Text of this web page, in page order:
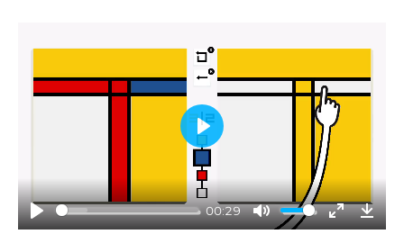
P
00:29
M
E
D
P
l
a
y